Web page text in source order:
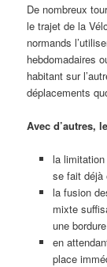
De nombreux
le trajet de la
normands
hebdomadaires
habitant sur
déplacements
Avec d’autres,
la
se fait déjà
la fusion
mixte
une
en
place